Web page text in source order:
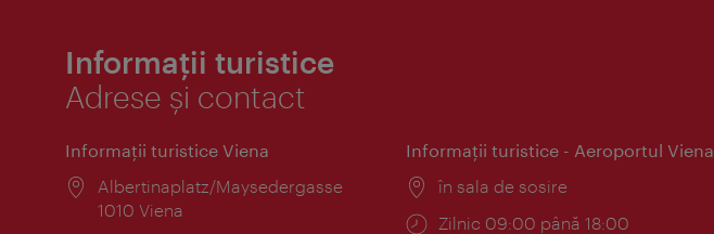
Informații turistice
Adrese și contact
Informaţii turistice Viena
Locul:
Albertinaplatz/Maysedergasse
1010 Viena
Informaţii turistice - Aeroportul Viena
Locul:
în sala de sosire
Program:
Zilnic 09:00 până 18:00